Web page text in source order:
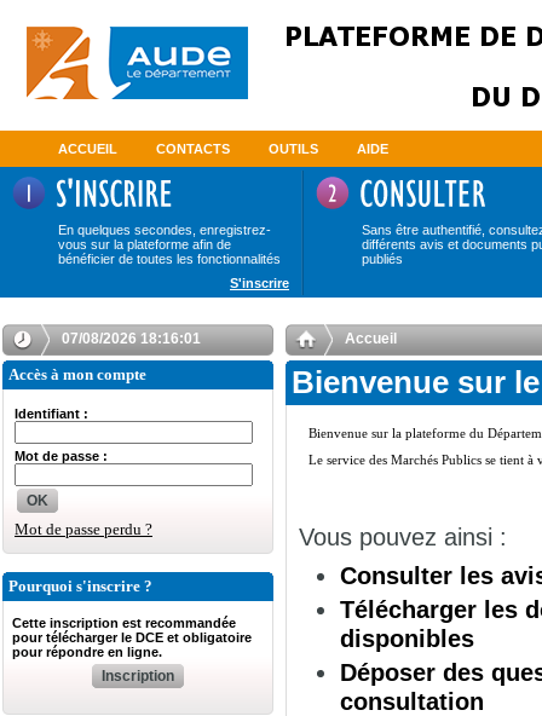
ACCUEIL CONTACTS OUTILS AIDE
En quelques secondes, enregistrez-
vous sur la plateforme afin de
bénéficier de toutes les fonctionnalités
Sans être authentifié,
différents avis et documents
publiés
S'inscrire
07/08/2026 18:16:01
Accès à mon compte
Identifiant :
Mot de passe :
OK
Mot de passe perdu ?
Pourquoi s'inscrire ?
Cette inscription est recommandée
pour télécharger le DCE et obligatoire
pour répondre en ligne.
Inscription
Accueil
Bienvenue sur
Vous pouvez ainsi :
Consulter les
Télécharger les
disponibles
Déposer des
consultation